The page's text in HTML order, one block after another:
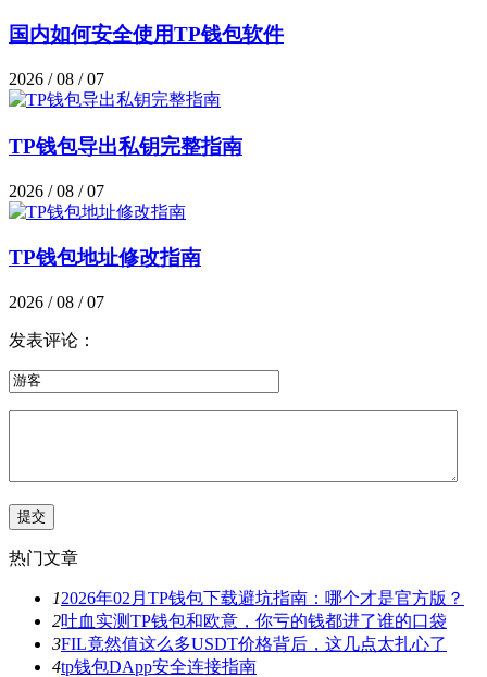
国内如何安全使用TP钱包软件
2026 / 08 / 07
TP钱包导出私钥完整指南
2026 / 08 / 07
TP钱包地址修改指南
2026 / 08 / 07
发表评论：
热门文章
12026年02月TP钱包下载避坑指南：哪个才是官方版？
2吐血实测TP钱包和欧意，你亏的钱都进了谁的口袋
3FIL竟然值这么多USDT价格背后，这几点太扎心了
4tp钱包DApp安全连接指南